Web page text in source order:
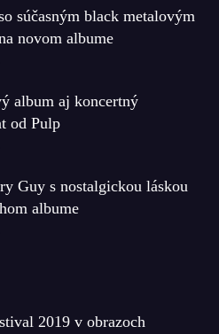
súčasným black metalovým
novom albume
album aj koncertný
od Pulp
Guy s nostalgickou láskou
albume
2019 v obrazoch